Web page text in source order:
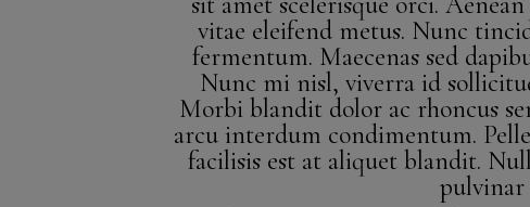
vitae eleifend metus. Nunc
fermentum. Maecenas sed
Nunc mi nisl, viverra id
Morbi blandit dolor ac rhoncus
arcu interdum condimentum.
facilisis est at aliquet blandit.